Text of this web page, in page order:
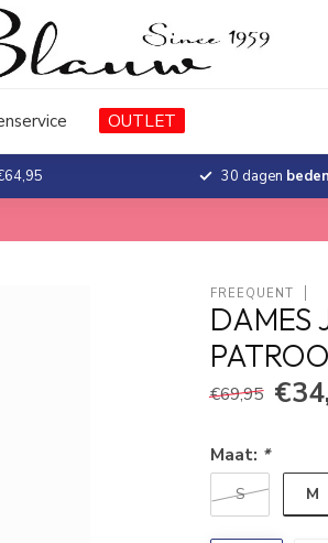
OUTLET
30 dagen
FREEQUENT
DAMES
€69,95
Maat: *
S M